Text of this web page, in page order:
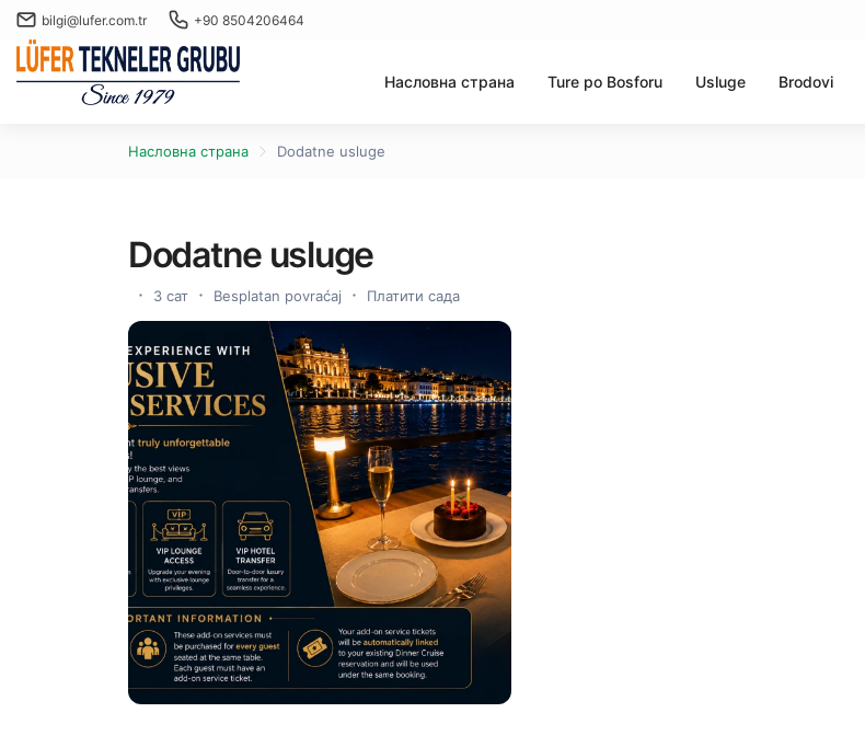
bilgi@lufer.com.tr +90 8504206464
Насловна страна Ture po Bosforu Usluge Brodovi
Насловна страна Dodatne usluge
Dodatne usluge
3 сат Besplatan povraćaj Платити сада